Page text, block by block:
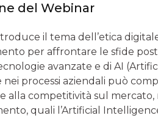
del Webinar
il tema dell’etica
per affrontare le sfide
avanzate e di AI
nei processi aziendali può
alla competitività sul
quali l’Artificial